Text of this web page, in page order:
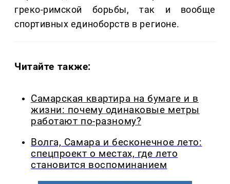
греко-римской борьбы, так и вообще
спортивных единоборств в регионе.
Читайте также:
Самарская квартира на бумаге и в
жизни: почему одинаковые метры
работают по-разному?
Волга, Самара и бесконечное лето:
спецпроект о местах, где лето
становится воспоминанием